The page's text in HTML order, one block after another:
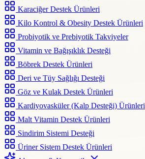
Karaciğer Destek Ürünleri
Kilo Kontrol & Obesity Destek Ürünleri
Probiyotik ve Prebiyotik Takviyeler
Vitamin ve Bağışıklık Desteği
Böbrek Destek Ürünleri
Deri ve Tüy Sağlığı Desteği
Göz ve Kulak Destek Ürünleri
Kardiyovasküler (Kalp Desteği) Ürünleri
Malt Vitamin Destek Ürünleri
Sindirim Sistemi Desteği
Üriner Sistem Destek Ürünleri